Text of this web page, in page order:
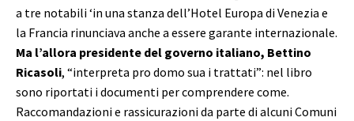
a tre notabili ‘in una stanza dell’Hotel Europa di Venezia e
la Francia rinunciava anche a essere garante internazionale.
Ma l’allora presidente del governo italiano, Bettino
Ricasoli, “interpreta pro domo sua i trattati”: nel libro
sono riportati i documenti per comprendere come.
Raccomandazioni e rassicurazioni da parte di alcuni Comuni